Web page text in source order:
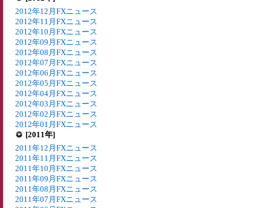
2012年12月FXニュース
2012年11月FXニュース
2012年10月FXニュース
2012年09月FXニュース
2012年08月FXニュース
2012年07月FXニュース
2012年06月FXニュース
2012年05月FXニュース
2012年04月FXニュース
2012年03月FXニュース
2012年02月FXニュース
2012年01月FXニュース
[2011年]
2011年12月FXニュース
2011年11月FXニュース
2011年10月FXニュース
2011年09月FXニュース
2011年08月FXニュース
2011年07月FXニュース